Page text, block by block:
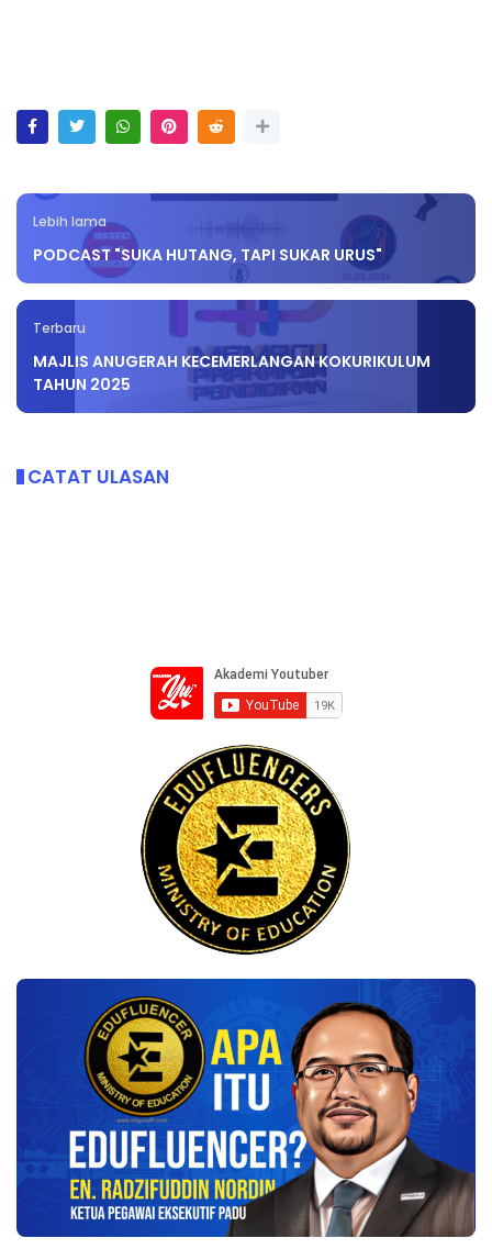
Lebih lama
PODCAST "SUKA HUTANG, TAPI SUKAR URUS"
Terbaru
MAJLIS ANUGERAH KECEMERLANGAN KOKURIKULUM
TAHUN 2025
CATAT ULASAN